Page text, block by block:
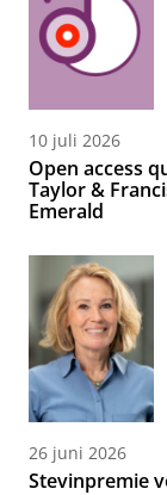
10 juli 2026
Open access
Taylor &
Emerald
26 juni 2026
Stevinpremie